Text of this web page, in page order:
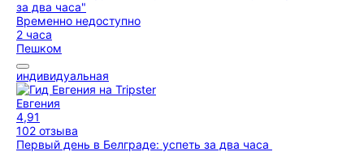
Временно недоступно
2 часа
Пешком
индивидуальная
Евгения
4,91
102 отзыва
Первый день в Белграде: успеть за два часа